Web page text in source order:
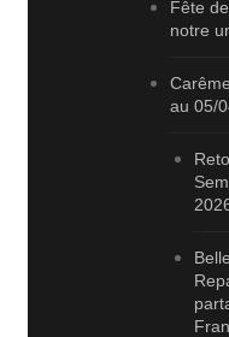
Fête
notre
au 05/